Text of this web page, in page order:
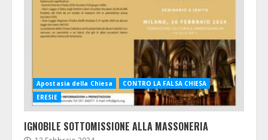
Apostasia della Chiesa
CONTRO LA FALSA CHIESA
ERESIE
IGNOBILE SOTTOMISSIONE ALLA MASSONERIA